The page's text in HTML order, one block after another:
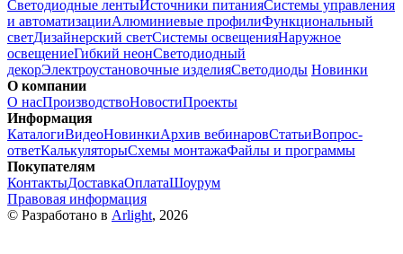
Светодиодные лентыИсточники питанияСистемы управления
и автоматизацииАлюминиевые профилиФункциональный
светДизайнерский светСистемы освещенияНаружное
освещениеГибкий неонСветодиодный
декорЭлектроустановочные изделияСветодиоды Новинки
О компании
О насПроизводствоНовостиПроекты
Информация
КаталогиВидеоНовинкиАрхив вебинаровСтатьиВопрос-
ответКалькуляторыСхемы монтажаФайлы и программы
Покупателям
КонтактыДоставкаОплатаШоурум
Правовая информация
© Разработано в Arlight, 2026